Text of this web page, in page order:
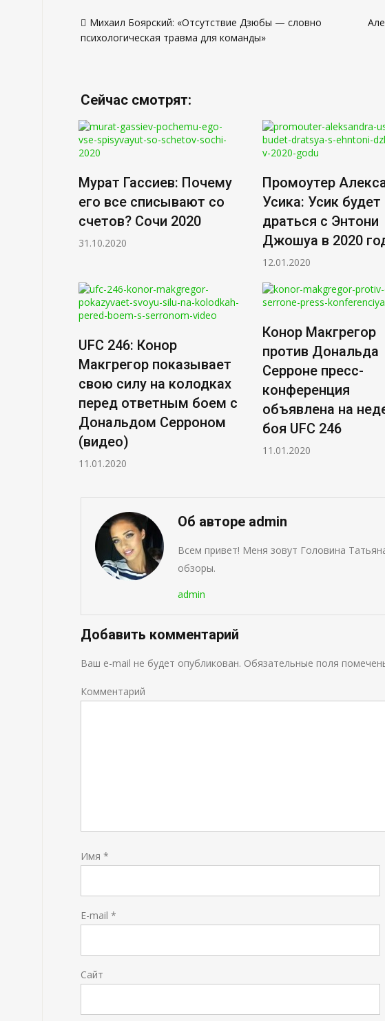
поМихаил Боярский: «Отсутствие Дзюбы — словно
психологическая травма для команды»
Сейчас смотрят:
Мурат Гассиев: Почему
его все списывают со
счетов? Сочи 2020
31.10.2020
Промоутер
Усика: Усик будет
драться с Энтони
Джошуа в 2020
12.01.2020
UFC 246: Конор
Макгрегор показывает
свою силу на колодках
перед ответным боем с
Дональдом Серроном
(видео)
11.01.2020
Конор Макгрегор
против Дональда
Серроне пресс-
конференция
объявлена на
боя UFC 246
11.01.2020
Об авторе admin
Всем привет! Меня зовут Головина
обзоры.
admin
Добавить комментарий
Ваш e-mail не будет опубликован. Обязательные поля
Комментарий
Имя *
E-mail *
Сайт